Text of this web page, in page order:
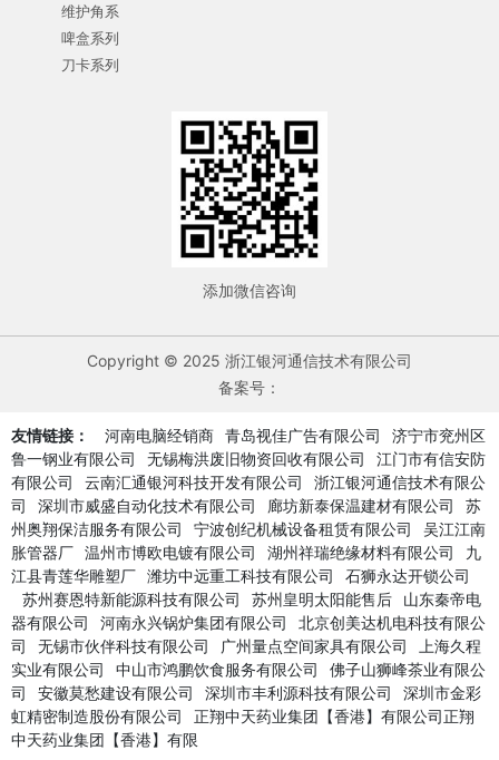
维护角系
啤盒系列
刀卡系列
添加微信咨询
Copyright © 2025 浙江银河通信技术有限公司
备案号：
友情链接： 河南电脑经销商 青岛视佳广告有限公司
济宁市兖州区
鲁一钢业有限公司
无锡梅洪废旧物资回收有限公司
江门市有信安防
有限公司
云南汇通银河科技开发有限公司
浙江银河通信技术有限公
司
深圳市威盛自动化技术有限公司 廊坊新泰保温建材有限公司
苏
州奥翔保洁服务有限公司
宁波创纪机械设备租赁有限公司
吴江江南
胀管器厂 温州市博欧电镀有限公司 湖州祥瑞绝缘材料有限公司
九
江县青莲华雕塑厂 潍坊中远重工科技有限公司
石狮永达开锁公司
苏州赛恩特新能源科技有限公司
苏州皇明太阳能售后
山东秦帝电
器有限公司
河南永兴锅炉集团有限公司
北京创美达机电科技有限公
司
无锡市伙伴科技有限公司 广州量点空间家具有限公司
上海久程
实业有限公司
中山市鸿鹏饮食服务有限公司
佛子山狮峰茶业有限公
司
安徽莫愁建设有限公司 深圳市丰利源科技有限公司
深圳市金彩
虹精密制造股份有限公司
正翔中天药业集团【香港】有限公司正翔
中天药业集团【香港】有限